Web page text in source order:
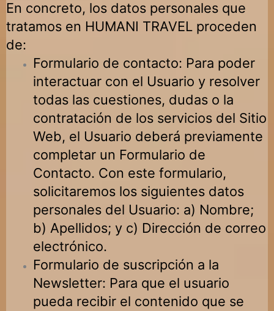
En concreto, los datos personales que
tratamos en HUMANI TRAVEL proceden
de:
Formulario de contacto: Para poder
interactuar con el Usuario y resolver
todas las cuestiones, dudas o la
contratación de los servicios del Sitio
Web, el Usuario deberá previamente
completar un Formulario de
Contacto. Con este formulario,
solicitaremos los siguientes datos
personales del Usuario: a) Nombre;
b) Apellidos; y c) Dirección de correo
electrónico.
Formulario de suscripción a la
Newsletter: Para que el usuario
pueda recibir el contenido que se